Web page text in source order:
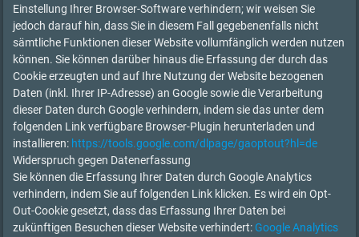
Einstellung Ihrer Browser-Software verhindern; wir weisen Sie
jedoch darauf hin, dass Sie in diesem Fall gegebenenfalls nicht
sämtliche Funktionen dieser Website vollumfänglich werden nutzen
können. Sie können darüber hinaus die Erfassung der durch das
Cookie erzeugten und auf Ihre Nutzung der Website bezogenen
Daten (inkl. Ihrer IP-Adresse) an Google sowie die Verarbeitung
dieser Daten durch Google verhindern, indem sie das unter dem
folgenden Link verfügbare Browser-Plugin herunterladen und
installieren: https://tools.google.com/dlpage/gaoptout?hl=de
Widerspruch gegen Datenerfassung
Sie können die Erfassung Ihrer Daten durch Google Analytics
verhindern, indem Sie auf folgenden Link klicken. Es wird ein Opt-
Out-Cookie gesetzt, dass das Erfassung Ihrer Daten bei
zukünftigen Besuchen dieser Website verhindert: Google Analytics